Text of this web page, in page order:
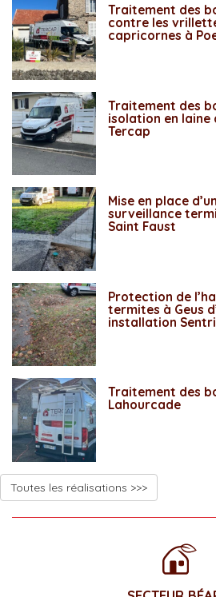
Traitement des
contre les
capricornes à
Traitement des
isolation en laine
Tercap
Mise en place
surveillance
Saint Faust
Protection de
termites à Geus
installation
Traitement des
Lahourcade
Toutes les réalisations >>>